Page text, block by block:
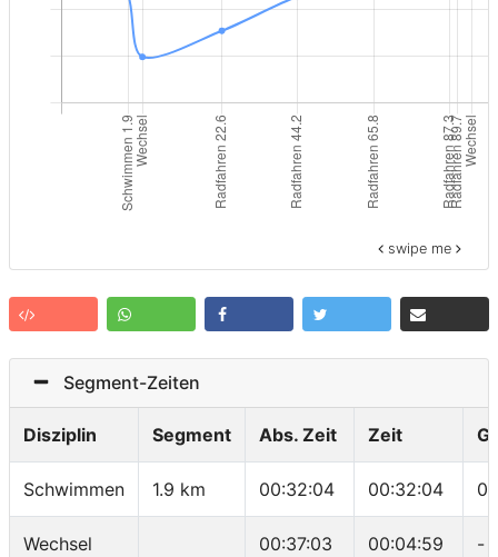
swipe me
Segment-Zeiten
Disziplin Segment Abs. Zeit Zeit
Schwimmen 1.9 km 00:32:04 00:32:04
Wechsel 00:37:03 00:04:59 -